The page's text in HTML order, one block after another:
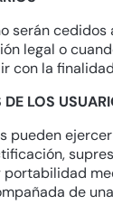
serán cedidos
legal o
con la
DE LOS
pueden
portabilidad
de